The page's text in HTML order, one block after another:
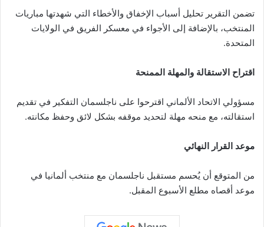
تضمن التقرير تحليل أسباب الإخفاق والأخطاء التي شهدتها مباريات
المنتخب، بالإضافة إلى الأجواء في معسكر الفريق في الولايات
المتحدة.
اقتراح الاستقالة والمهلة الممنحة
مسؤولي الاتحاد الألماني اقترحوا على ناجلسمان التفكير في تقديم
استقالته، مع منحه مهلة لتحديد موقفه بشكل لائق وحفظ مكانته.
موعد القرار النهائي
من المتوقع أن يُحسم مستقبل ناجلسمان مع منتخب ألمانيا في
موعد أقصاه مطلع الأسبوع المقبل.